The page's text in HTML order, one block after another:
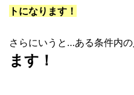
トになります！
さらにいうと…ある条件内
ます！